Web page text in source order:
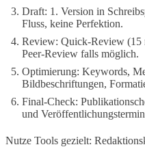
Draft: 1. Version in
Fluss, keine Perfektion.
Review: Quick-Review (15
Peer-Review falls möglich.
Optimierung: Keywords,
Bildbeschriftungen,
Final-Check:
und
Nutze Tools gezielt: